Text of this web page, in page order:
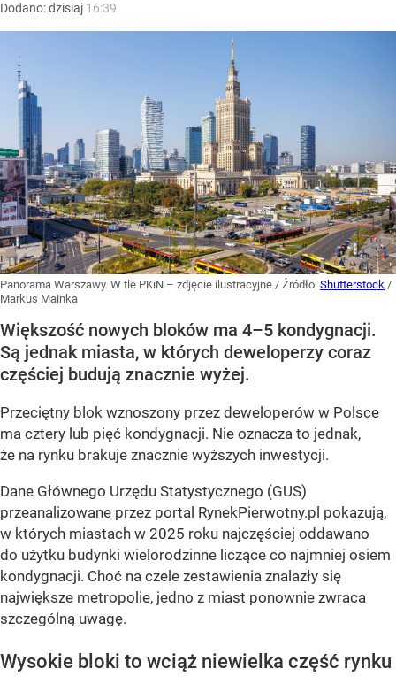
Dodano:dzisiaj 16:39
Panorama Warszawy. W tle PKiN – zdjęcie ilustracyjne / Źródło: Shutterstock /
Markus Mainka
Większość nowych bloków ma 4–5 kondygnacji.
Są jednak miasta, w których deweloperzy coraz
częściej budują znacznie wyżej.
Przeciętny blok wznoszony przez deweloperów w Polsce
ma cztery lub pięć kondygnacji. Nie oznacza to jednak,
że na rynku brakuje znacznie wyższych inwestycji.
Dane Głównego Urzędu Statystycznego (GUS)
przeanalizowane przez portal RynekPierwotny.pl pokazują,
w których miastach w 2025 roku najczęściej oddawano
do użytku budynki wielorodzinne liczące co najmniej osiem
kondygnacji. Choć na czele zestawienia znalazły się
największe metropolie, jedno z miast ponownie zwraca
szczególną uwagę.
Wysokie bloki to wciąż niewielka część rynku